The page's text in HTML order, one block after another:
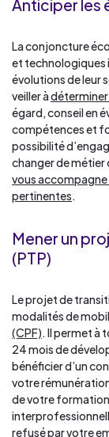
Anticiper les
La conjoncture
et technologiques
évolutions de leur
veiller à
égard, conseil en
compétences et
possibilité
changer de métier
vous accompagne
pertinentes.
Mener un
(PTP)
Le projet de
modalités de
(CPF). Il permet à
24 mois de
bénéficier d’un
votre
de votre
refusé par votre